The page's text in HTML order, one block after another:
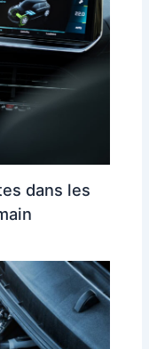
dans les